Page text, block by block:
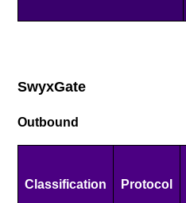
SwyxGate
Outbound
Classification Protocol